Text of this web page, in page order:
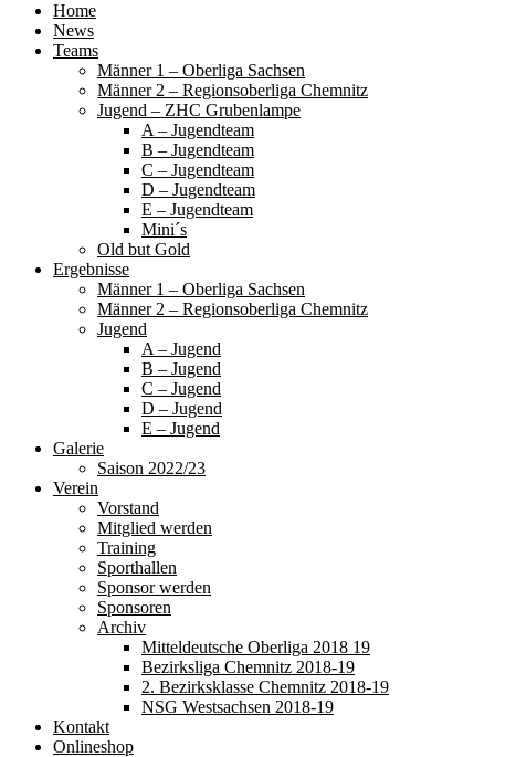
Home
News
Teams
Männer 1 – Oberliga Sachsen
Männer 2 – Regionsoberliga Chemnitz
Jugend – ZHC Grubenlampe
A – Jugendteam
B – Jugendteam
C – Jugendteam
D – Jugendteam
E – Jugendteam
Mini´s
Old but Gold
Ergebnisse
Männer 1 – Oberliga Sachsen
Männer 2 – Regionsoberliga Chemnitz
Jugend
A – Jugend
B – Jugend
C – Jugend
D – Jugend
E – Jugend
Galerie
Saison 2022/23
Verein
Vorstand
Mitglied werden
Training
Sporthallen
Sponsor werden
Sponsoren
Archiv
Mitteldeutsche Oberliga 2018 19
Bezirksliga Chemnitz 2018-19
2. Bezirksklasse Chemnitz 2018-19
NSG Westsachsen 2018-19
Kontakt
Onlineshop